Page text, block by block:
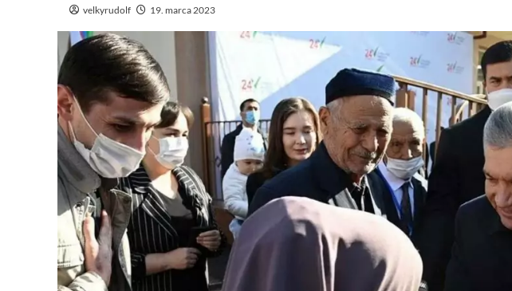
velkyrudolf 19. marca 2023